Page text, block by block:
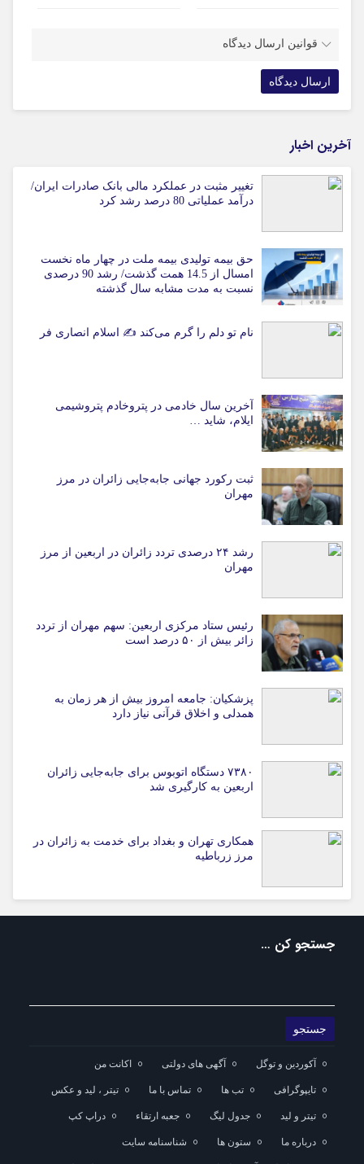
قوانین ارسال دیدگاه
آخرین اخبار
تغییر مثبت در عملکرد مالی بانک صادرات ایران/
درآمد عملیاتی 80 درصد رشد کرد
حق بیمه تولیدی بیمه ملت در چهار ماه نخست
امسال از 14.5 همت گذشت/ رشد 90 درصدی
نسبت به مدت مشابه سال گذشته
نام تو دلم را گرم می‌کند ✍️ اسلام انصاری فر
آخرین سال خادمی در پتروخادم پتروشیمی
ایلام، شاید …
ثبت رکورد جهانی جابه‌جایی زائران در مرز
مهران
رشد ۲۴ درصدی تردد زائران در اربعین از مرز
مهران
رئیس ستاد مرکزی اربعین: سهم مهران از تردد
زائر بیش از ۵۰ درصد است
پزشکیان: جامعه امروز بیش از هر زمان به
همدلی و اخلاق قرآنی نیاز دارد
۷۳۸۰ دستگاه اتوبوس برای جابه‌جایی زائران
اربعین به‌ کارگیری شد
همکاری تهران و بغداد برای خدمت به زائران در
مرز زرباطیه
جستجو کن …
آکوردین و توگل آگهی های دولتی اکانت من
تایپوگرافی تب ها تماس با ما تیتر ، لید و عکس
تیتر و لید جدول لیگ جعبه ارتقاء دراپ کپ
درباره ما ستون ها شناسنامه سایت